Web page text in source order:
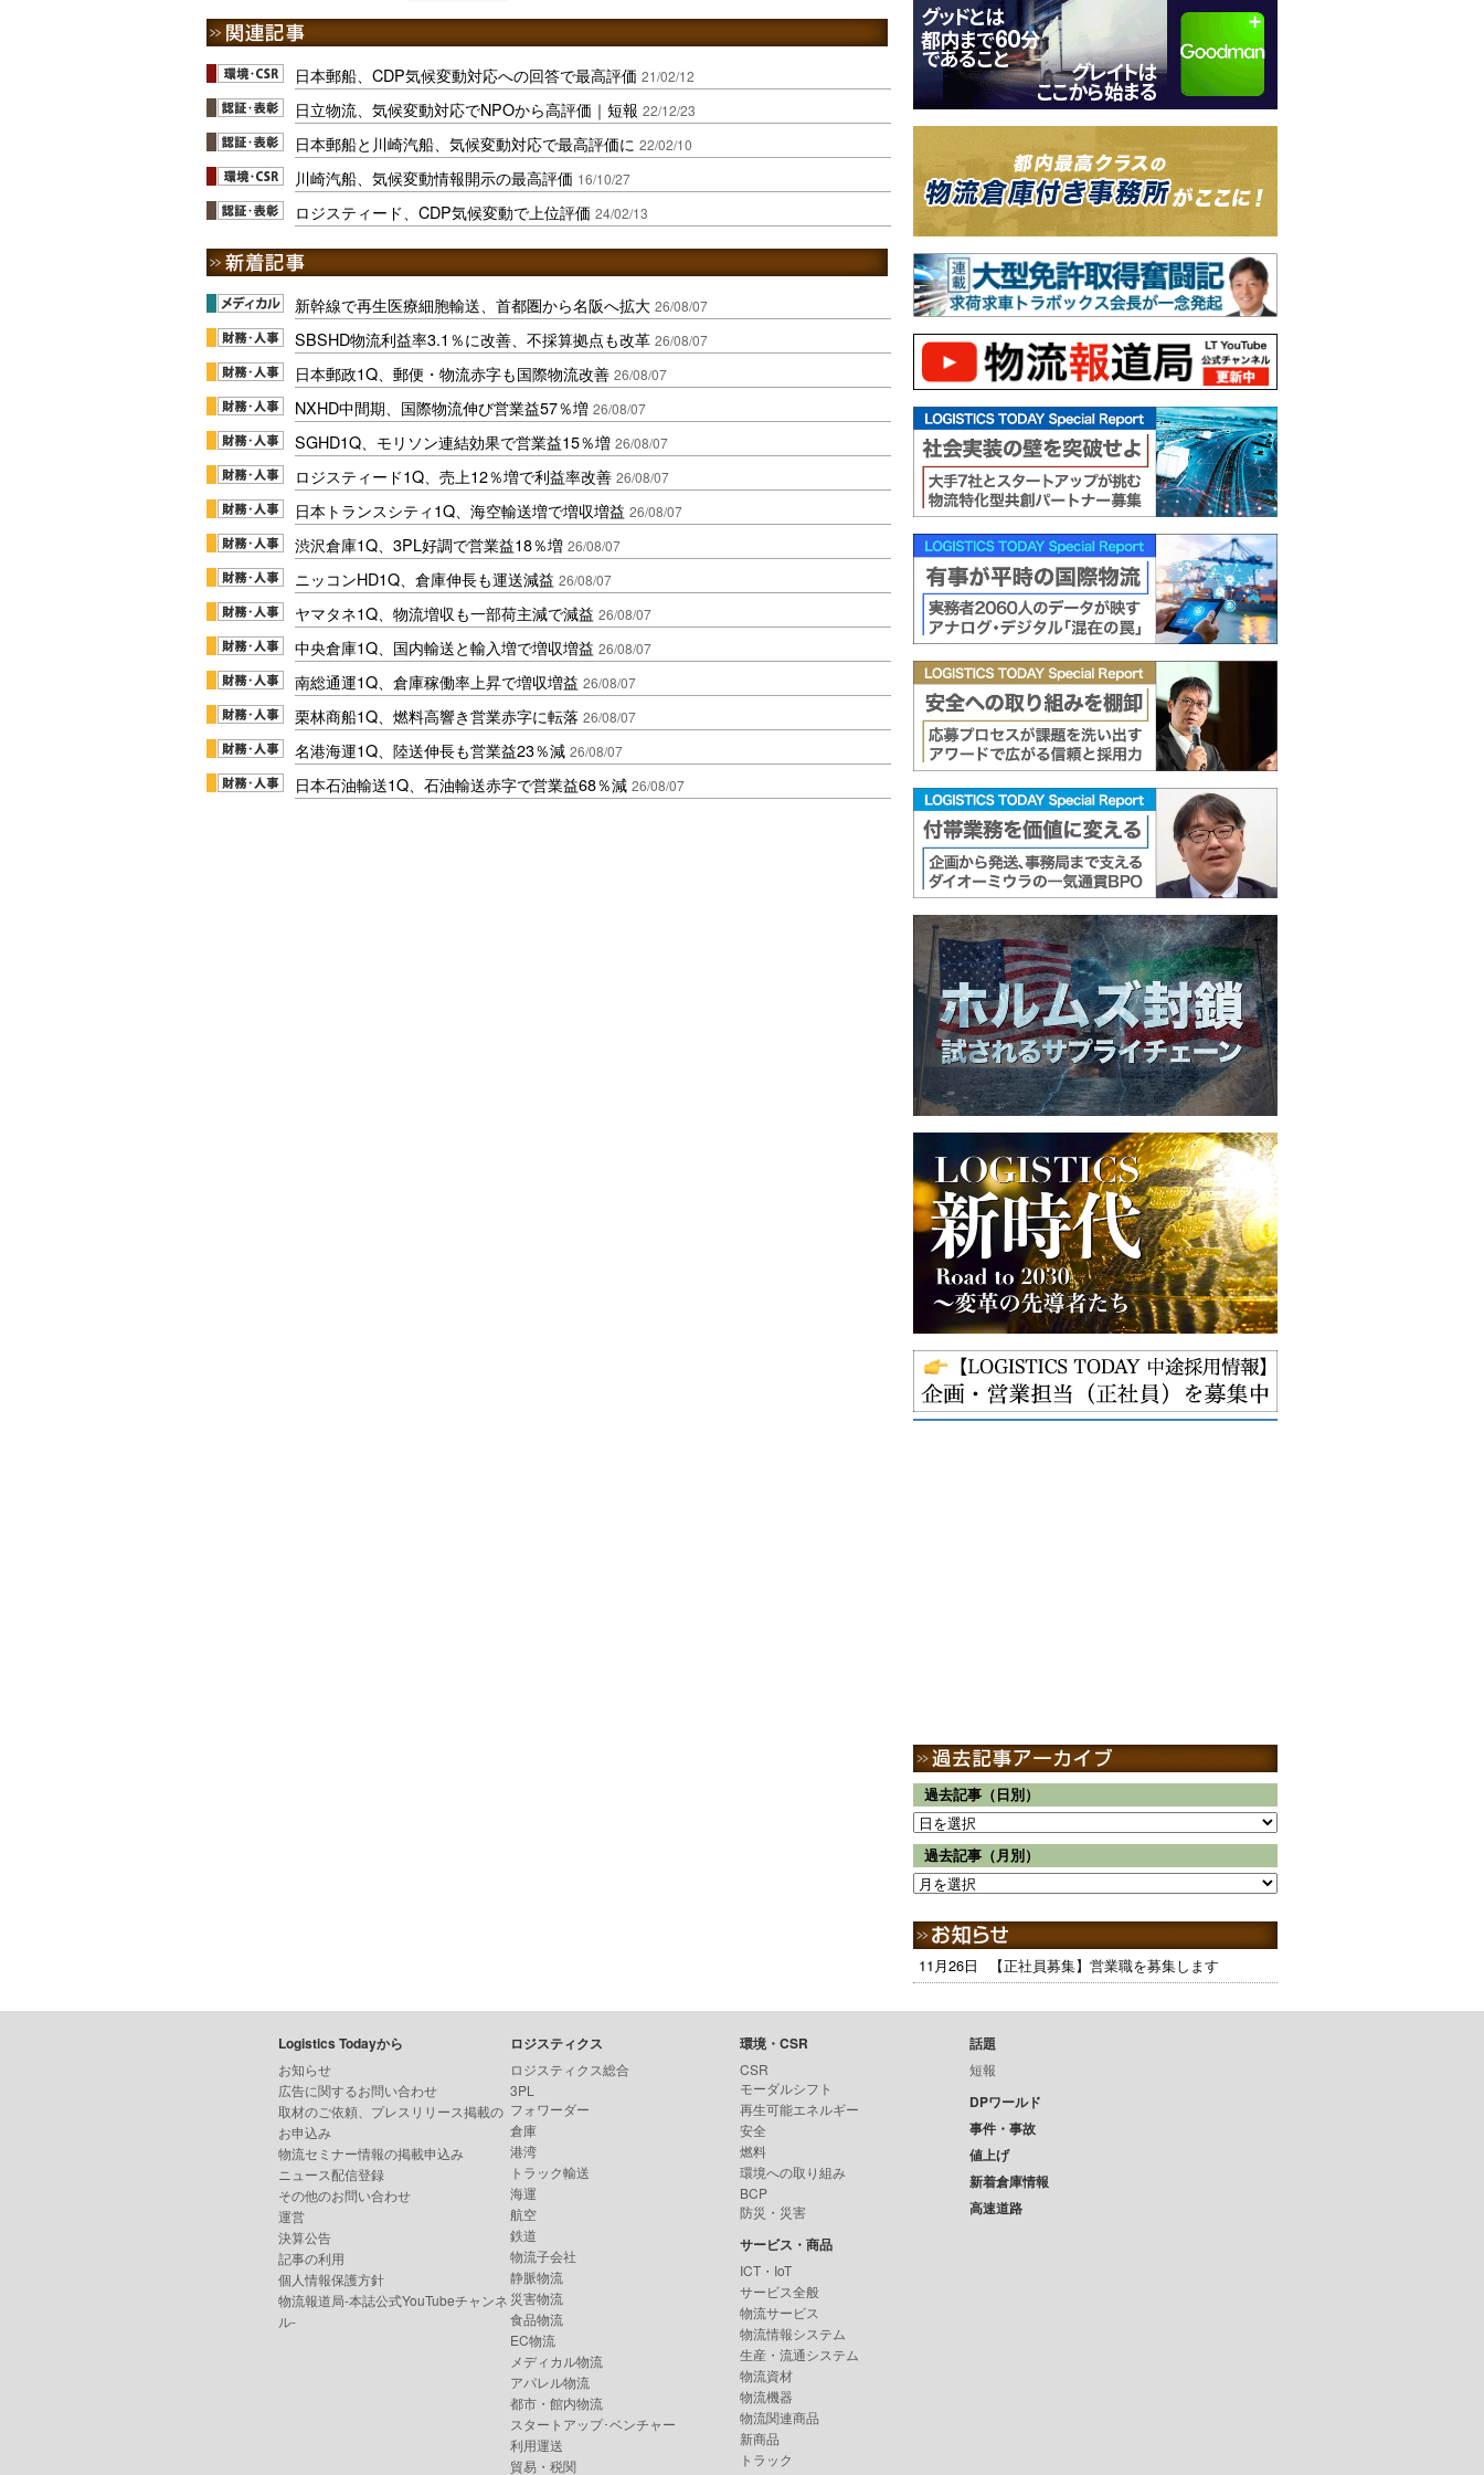
日本郵船、CDP気候変動対応への回答で最高評価 21/02/12
日立物流、気候変動対応でNPOから高評価｜短報 22/12/23
日本郵船と川崎汽船、気候変動対応で最高評価に 22/02/10
川崎汽船、気候変動情報開示の最高評価 16/10/27
ロジスティード、CDP気候変動で上位評価 24/02/13
新幹線で再生医療細胞輸送、首都圏から名阪へ拡大 26/08/07
SBSHD物流利益率3.1％に改善、不採算拠点も改革 26/08/07
日本郵政1Q、郵便・物流赤字も国際物流改善 26/08/07
NXHD中間期、国際物流伸び営業益57％増 26/08/07
SGHD1Q、モリソン連結効果で営業益15％増 26/08/07
ロジスティード1Q、売上12％増で利益率改善 26/08/07
日本トランスシティ1Q、海空輸送増で増収増益 26/08/07
渋沢倉庫1Q、3PL好調で営業益18％増 26/08/07
ニッコンHD1Q、倉庫伸長も運送減益 26/08/07
ヤマタネ1Q、物流増収も一部荷主減で減益 26/08/07
中央倉庫1Q、国内輸送と輸入増で増収増益 26/08/07
南総通運1Q、倉庫稼働率上昇で増収増益 26/08/07
栗林商船1Q、燃料高響き営業赤字に転落 26/08/07
名港海運1Q、陸送伸長も営業益23％減 26/08/07
日本石油輸送1Q、石油輸送赤字で営業益68％減 26/08/07
過去記事（日別）
過去記事（月別）
11月26日 【正社員募集】営業職を募集します
Logistics Todayから
お知らせ
広告に関するお問い合わせ
取材のご依頼、プレスリリース掲載の
お申込み
物流セミナー情報の掲載申込み
ニュース配信登録
その他のお問い合わせ
運営
決算公告
記事の利用
個人情報保護方針
物流報道局-本誌公式YouTubeチャンネ
ル-
ロジスティクス
ロジスティクス総合
3PL
フォワーダー
倉庫
港湾
トラック輸送
海運
航空
鉄道
物流子会社
静脈物流
災害物流
食品物流
EC物流
メディカル物流
アパレル物流
都市・館内物流
スタートアップ･ベンチャー
利用運送
貿易・税関
環境・CSR
CSR
モーダルシフト
再生可能エネルギー
安全
燃料
環境への取り組み
BCP
防災・災害
サービス・商品
ICT・IoT
サービス全般
物流サービス
物流情報システム
生産・流通システム
物流資材
物流機器
物流関連商品
新商品
トラック
話題
短報
DPワールド
事件・事故
値上げ
新着倉庫情報
高速道路